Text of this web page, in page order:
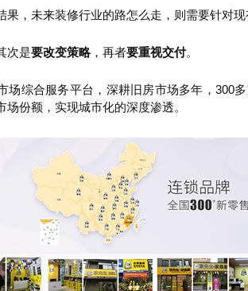
果，未来装修行业的路怎么走，则需要针对
次是要改变策略 ，再者要重视交付。
场综合服务平台，深耕旧房市场多年，300
场份额，实现城市化的深度渗透。